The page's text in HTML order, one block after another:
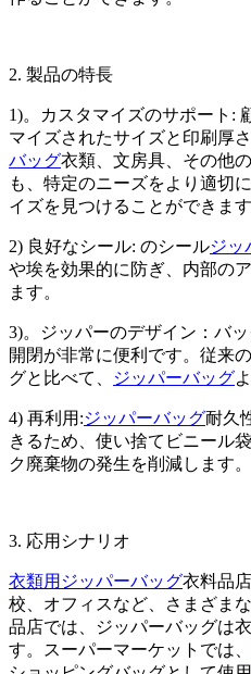
2. 製品の特長
1)。カスタマイズのサポート:
マイズされたサイズと印刷厚
バッグ衣類、文房具、その他
も、特定のニーズをより適切
イズを見つけることができます
2) 良好なシール: のシールジッ
や埃を効果的に防ぎ、内部の
ます。
3)。ジッパーのデザイン：バ
開閉が非常に便利です。従来
グと比べて、
ジッパーバッグ
4) 再利用:ジッパーバッグ耐久
きるため、使い捨てビニール
ク廃棄物の発生を削減します。
3. 応用シナリオ
衣類用ジッパーバッグ衣料品
校、オフィスなど、さまざま
品店では、ジッパーバッグは
す。スーパーマーケットでは、